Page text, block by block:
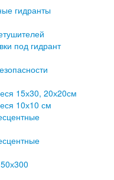
гидранты
под гидрант
15х30, 20х20см
10х10 см